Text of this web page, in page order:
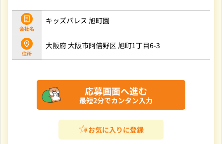
会社名
キッズパレス 旭町園
住所
大阪府 大阪市阿倍野区旭町1丁目6-3
応募画面へ進む
お気に入りに登録